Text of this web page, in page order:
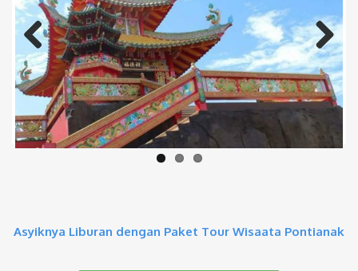
Previous Next
Asyiknya Liburan dengan Paket Tour Wisaata Pontianak